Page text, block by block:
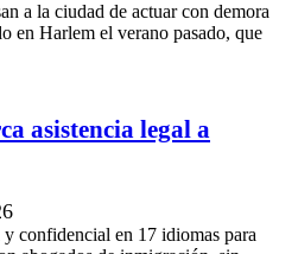
a la ciudad de actuar con demora
en Harlem el verano pasado, que
asistencia legal a
confidencial en 17 idiomas para